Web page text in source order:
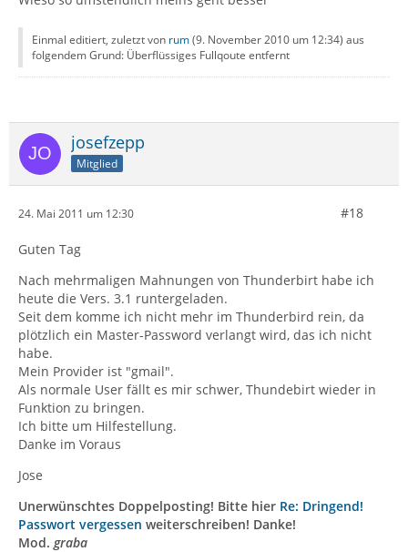
Einmal editiert, zuletzt von rum(9. November 2010 um 12:34) aus
folgendem Grund: Überflüssiges Fullqoute entfernt
josefzepp
Mitglied
24. Mai 2011 um 12:30 #18
Guten Tag
Nach mehrmaligen Mahnungen von Thunderbirt habe ich
heute die Vers. 3.1 runtergeladen.
Seit dem komme ich nicht mehr im Thunderbird rein, da
plötzlich ein Master-Password verlangt wird, das ich nicht
habe.
Mein Provider ist "gmail".
Als normale User fällt es mir schwer, Thundebirt wieder in
Funktion zu bringen.
Ich bitte um Hilfestellung.
Danke im Voraus
Jose
Unerwünschtes Doppelposting! Bitte hier Re: Dringend!
Passwort vergessen weiterschreiben! Danke!
Mod. graba